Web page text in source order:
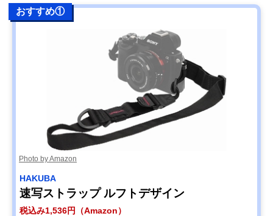
おすすめ①
Photo by Amazon
HAKUBA
速写ストラップ ルフトデザイン
税込み1,536円（Amazon）